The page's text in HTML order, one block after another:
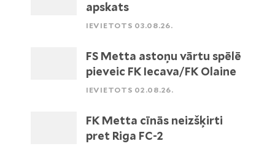
apskats
IEVIETOTS 03.08.26.
FS Metta astoņu vārtu spēlē
pieveic FK Iecava/FK Olaine
IEVIETOTS 02.08.26.
FK Metta cīnās neizšķirti
pret Riga FC-2